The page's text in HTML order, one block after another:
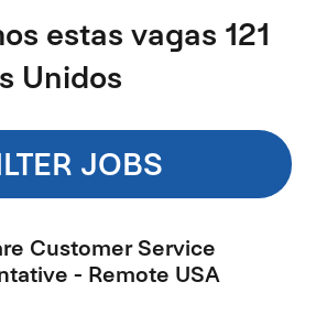
estas vagas 121
Unidos
JOBS
Customer Service
- Remote USA